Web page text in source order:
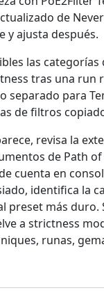
de
y ajusta después.
las categorías
tras una run
separado para
de filtros
revisa la
de Path of
cuenta en
identifica la
preset más duro.
a strictness
runas,